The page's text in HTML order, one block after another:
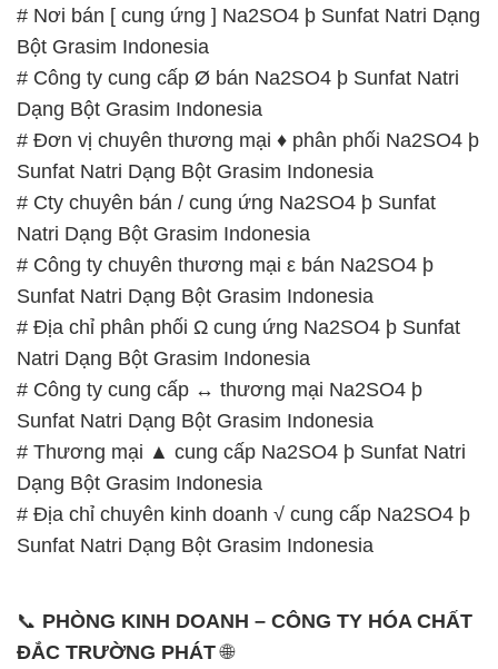
# Nơi bán [ cung ứng ] Na2SO4 þ Sunfat Natri Dạng
Bột Grasim Indonesia
# Công ty cung cấp Ø bán Na2SO4 þ Sunfat Natri
Dạng Bột Grasim Indonesia
# Đơn vị chuyên thương mại ♦ phân phối Na2SO4 þ
Sunfat Natri Dạng Bột Grasim Indonesia
# Cty chuyên bán / cung ứng Na2SO4 þ Sunfat
Natri Dạng Bột Grasim Indonesia
# Công ty chuyên thương mại ε bán Na2SO4 þ
Sunfat Natri Dạng Bột Grasim Indonesia
# Địa chỉ phân phối Ω cung ứng Na2SO4 þ Sunfat
Natri Dạng Bột Grasim Indonesia
# Công ty cung cấp ↔ thương mại Na2SO4 þ
Sunfat Natri Dạng Bột Grasim Indonesia
# Thương mại ▲ cung cấp Na2SO4 þ Sunfat Natri
Dạng Bột Grasim Indonesia
# Địa chỉ chuyên kinh doanh √ cung cấp Na2SO4 þ
Sunfat Natri Dạng Bột Grasim Indonesia
📞 PHÒNG KINH DOANH – CÔNG TY HÓA CHẤT
ĐẮC TRƯỜNG PHÁT🌐